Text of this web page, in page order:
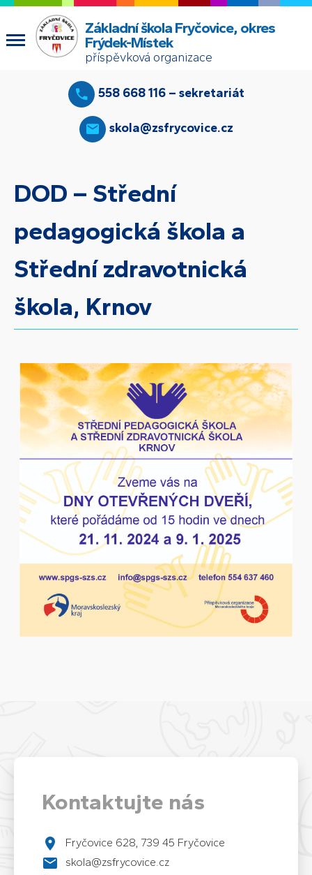
Základní škola Fryčovice, okres
Frýdek-Místek
příspěvková organizace
558 668 116 – sekretariát
skola@zsfrycovice.cz
DOD – Střední
pedagogická škola a
Střední zdravotnická
škola, Krnov
Kontaktujte nás
Fryčovice 628, 739 45 Fryčovice
skola@zsfrycovice.cz